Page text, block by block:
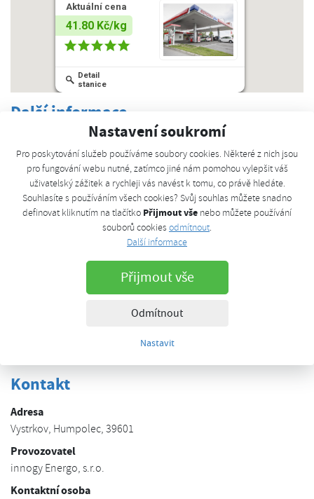
Nastavení soukromí
Pro poskytování služeb používáme soubory cookies. Některé z nich jsou
pro fungování webu nutné, zatímco jiné nám pomohou vylepšit váš
uživatelský zážitek a rychleji vás navést k tomu, co právě hledáte.
Souhlasíte s používáním všech cookies? Svůj souhlas můžete snadno
definovat kliknutím na tlačítko Přijmout vše nebo můžete používání
souborů cookies odmítnout.
Další informace
Přijmout vše
Odmítnout
Nastavit
Aktuální cena
41.80 Kč/kg
Detail
stanice
Další informace
Po-Ne: 00:00 - 24:00
Hotovost:
Kreditní karta:
CNG karta:
Koncovka NGV1:
41.80 Kč/kg,
29.86 Kč/m3
Kontakt
Adresa
Vystrkov, Humpolec, 39601
Provozovatel
innogy Energo, s.r.o.
Kontaktní osoba